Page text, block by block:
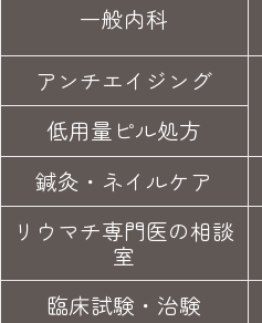
一般内科
アンチエイジング
低用量ピル処方
鍼灸・ ネイルケア
リウマチ専門医の相談
室
臨床試験 ・治験